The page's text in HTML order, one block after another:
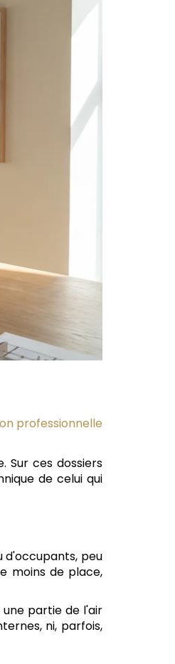
professionnelle
Sur ces dossiers
de celui qui
d'occupants, peu
moins de place,
partie de l'air
ni, parfois,